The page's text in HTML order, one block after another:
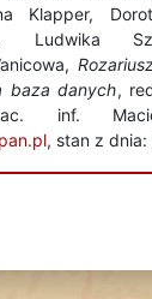
Klapper,
Ludwika
baza danych,
inf.
, stan z dnia: